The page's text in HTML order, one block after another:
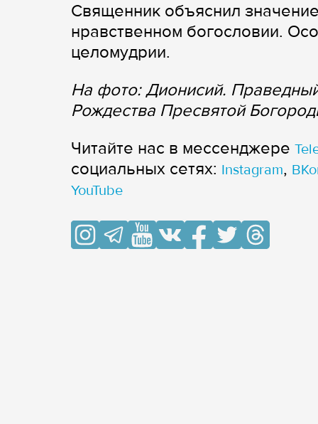
Священник объяснил
нравственном богословии.
целомудрии.
На фото: Дионисий.
Рождества Пресвятой
Читайте нас в мессенджере
cоциальных сетях: Instagram,
YouTube